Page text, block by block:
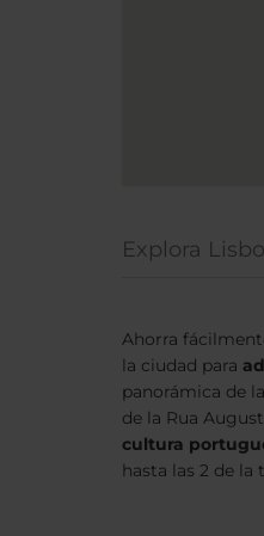
Explora
Ahorra
la ciudad para
panorámica de la
de la Rua
cultura
hasta las 2 de la